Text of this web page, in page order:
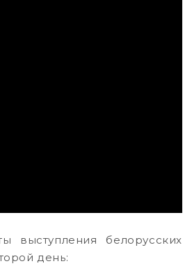
выступления белорусских
день: